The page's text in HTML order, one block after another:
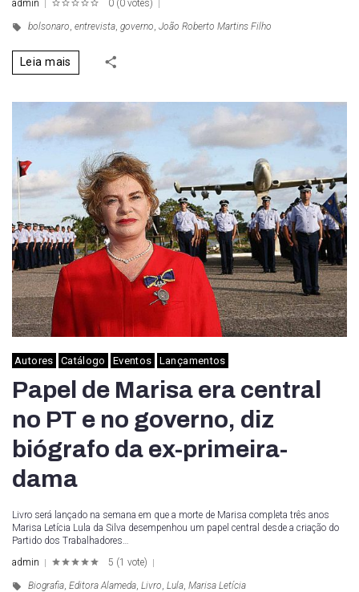
admin
0 (0 votes)
bolsonaro, entrevista, governo, João Roberto Martins Filho
Leia mais
Autores Catálogo Eventos Lançamentos
Papel de Marisa era central
no PT e no governo, diz
biógrafo da ex-primeira-
dama
Livro será lançado na semana em que a morte de Marisa completa três anos
Marisa Letícia Lula da Silva desempenhou um papel central desde a criação do
Partido dos Trabalhadores…
admin
5 (1 vote)
Biografia, Editora Alameda, Livro, Lula, Marisa Letícia